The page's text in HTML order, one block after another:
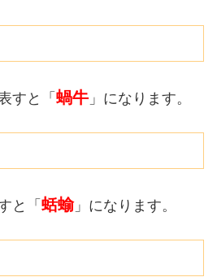
すと「 蝸牛 」になります。
と「 蛞蝓」になります。